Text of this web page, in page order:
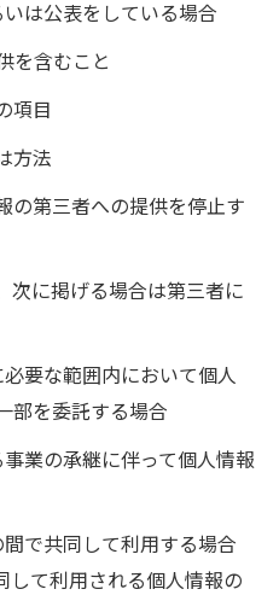
は公表をしている場合
を含むこと
項目
方法
の第三者への提供を停止す
次に掲げる場合は第三者に
要な範囲内において個人
部を委託する場合
業の承継に伴って個人情報
で共同して利用する場合
して利用される個人情報の